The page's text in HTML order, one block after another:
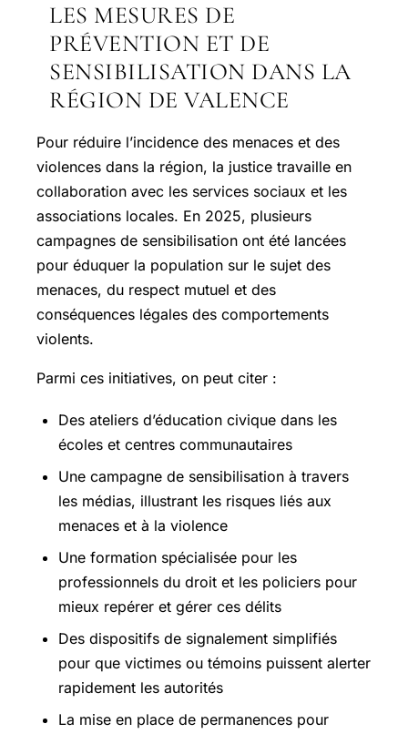
LES MESURES DE
PRÉVENTION ET DE
SENSIBILISATION DANS LA
RÉGION DE VALENCE
Pour réduire l’incidence des menaces et des
violences dans la région, la justice travaille en
collaboration avec les services sociaux et les
associations locales. En 2025, plusieurs
campagnes de sensibilisation ont été lancées
pour éduquer la population sur le sujet des
menaces, du respect mutuel et des
conséquences légales des comportements
violents.
Parmi ces initiatives, on peut citer :
Des ateliers d’éducation civique dans les
écoles et centres communautaires
Une campagne de sensibilisation à travers
les médias, illustrant les risques liés aux
menaces et à la violence
Une formation spécialisée pour les
professionnels du droit et les policiers pour
mieux repérer et gérer ces délits
Des dispositifs de signalement simplifiés
pour que victimes ou témoins puissent alerter
rapidement les autorités
La mise en place de permanences pour